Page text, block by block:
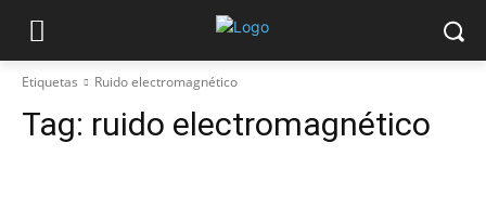
Etiquetas Ruido electromagnético
Tag: ruido electromagnético